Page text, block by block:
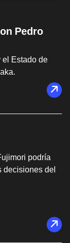
Pedro
el Estado de
podría
decisiones del